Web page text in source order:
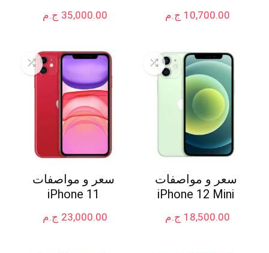
ج.م 10,700.00 ج.م 35,000.00
سعر و مواصفات
iPhone 12 Mini
ج.م 18,500.00
سعر و مواصفات
iPhone 11
ج.م 23,000.00